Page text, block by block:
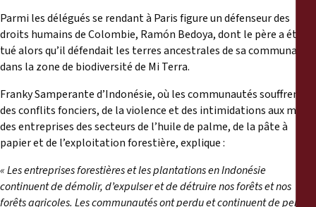
Parmi les délégués se rendant à Paris figure un défenseur des
droits humains de Colombie, Ramón Bedoya, dont le père a été
tué alors qu’il défendait les terres ancestrales de sa communauté
dans la zone de biodiversité de Mi Terra.
Franky Samperante d’Indonésie, où les communautés souffrent
des conflits fonciers, de la violence et des intimidations aux mains
des entreprises des secteurs de l’huile de palme, de la pâte à
papier et de l’exploitation forestière, explique :
« Les entreprises forestières et les plantations en Indonésie
continuent de démolir, d’expulser et de détruire nos forêts et nos
forêts agricoles. Les communautés ont perdu et continuent de perdre